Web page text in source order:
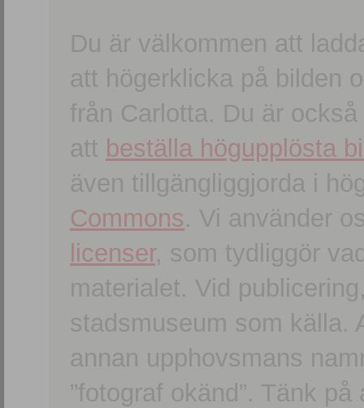
Du är välkommen att
att högerklicka på bilden
från Carlotta. Du är
att beställa högupplösta
även tillgängliggjorda i
Commons. Vi använder
licenser, som tydliggör
materialet. Vid
stadsmuseum som källa.
annan upphovsmans
”fotograf okänd”. Tänk